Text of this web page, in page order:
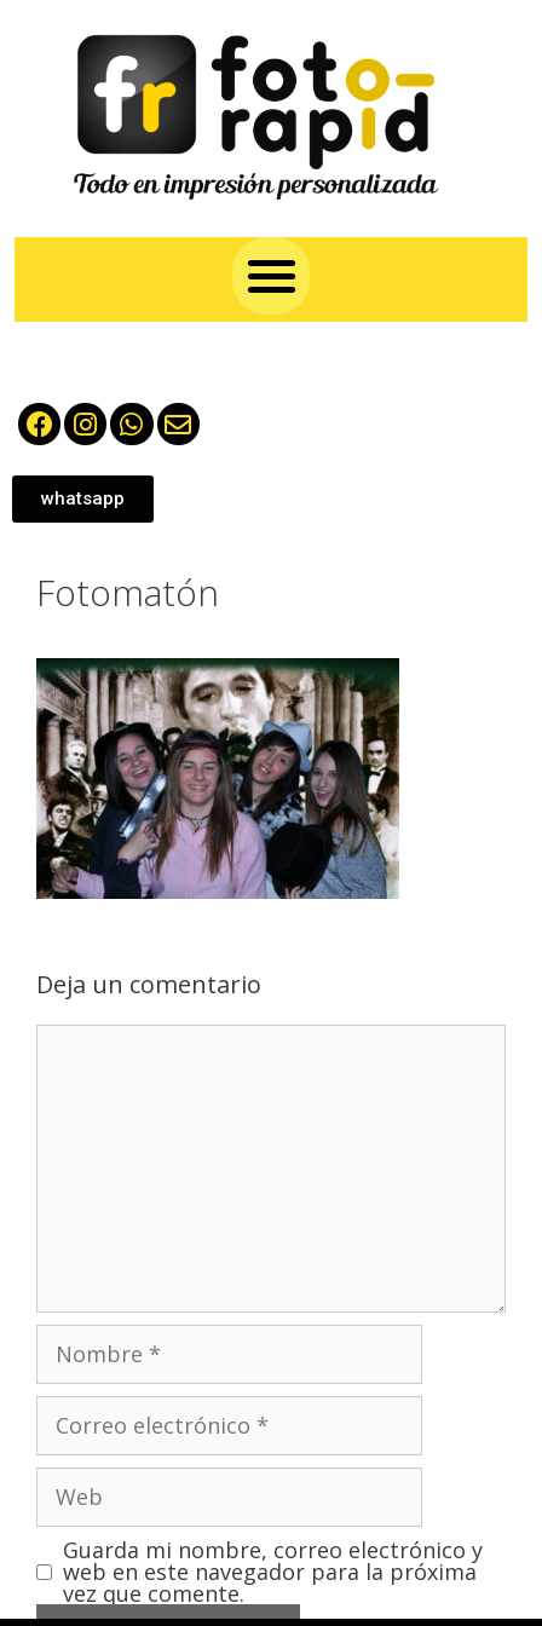
whatsapp
Fotomatón
Deja un comentario
Guarda mi nombre, correo electrónico y
web en este navegador para la próxima
vez que comente.